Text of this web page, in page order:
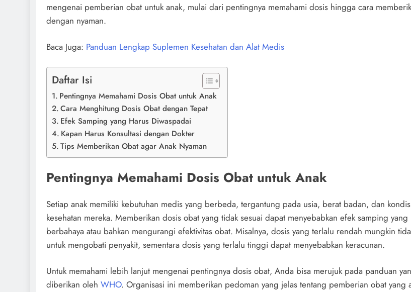
mengenai pemberian obat untuk anak, mulai dari pentingnya memahami dosis hingga cara
dengan nyaman.
Baca Juga: Panduan Lengkap Suplemen Kesehatan dan Alat Medis
Daftar Isi
Pentingnya Memahami Dosis Obat untuk Anak
Cara Menghitung Dosis Obat dengan Tepat
Efek Samping yang Harus Diwaspadai
Kapan Harus Konsultasi dengan Dokter
Tips Memberikan Obat agar Anak Nyaman
Pentingnya Memahami Dosis Obat untuk Anak
Setiap anak memiliki kebutuhan medis yang berbeda, tergantung pada usia, berat badan, dan
kesehatan mereka. Memberikan dosis obat yang tidak sesuai dapat menyebabkan efek samping yang
berbahaya atau bahkan mengurangi efektivitas obat. Misalnya, dosis yang terlalu rendah mungkin
untuk mengobati penyakit, sementara dosis yang terlalu tinggi dapat menyebabkan keracunan.
Untuk memahami lebih lanjut mengenai pentingnya dosis obat, Anda bisa merujuk pada panduan
diberikan oleh WHO. Organisasi ini memberikan pedoman yang jelas tentang pemberian obat yang